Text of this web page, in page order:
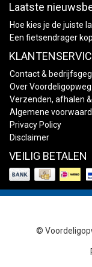
Laatste
Hoe kies je de juiste
Een fietsendrager
Contact &
Over
Verzenden, afhalen
Algemene
Privacy Policy
Disclaimer
VEILIG BETALEN
©